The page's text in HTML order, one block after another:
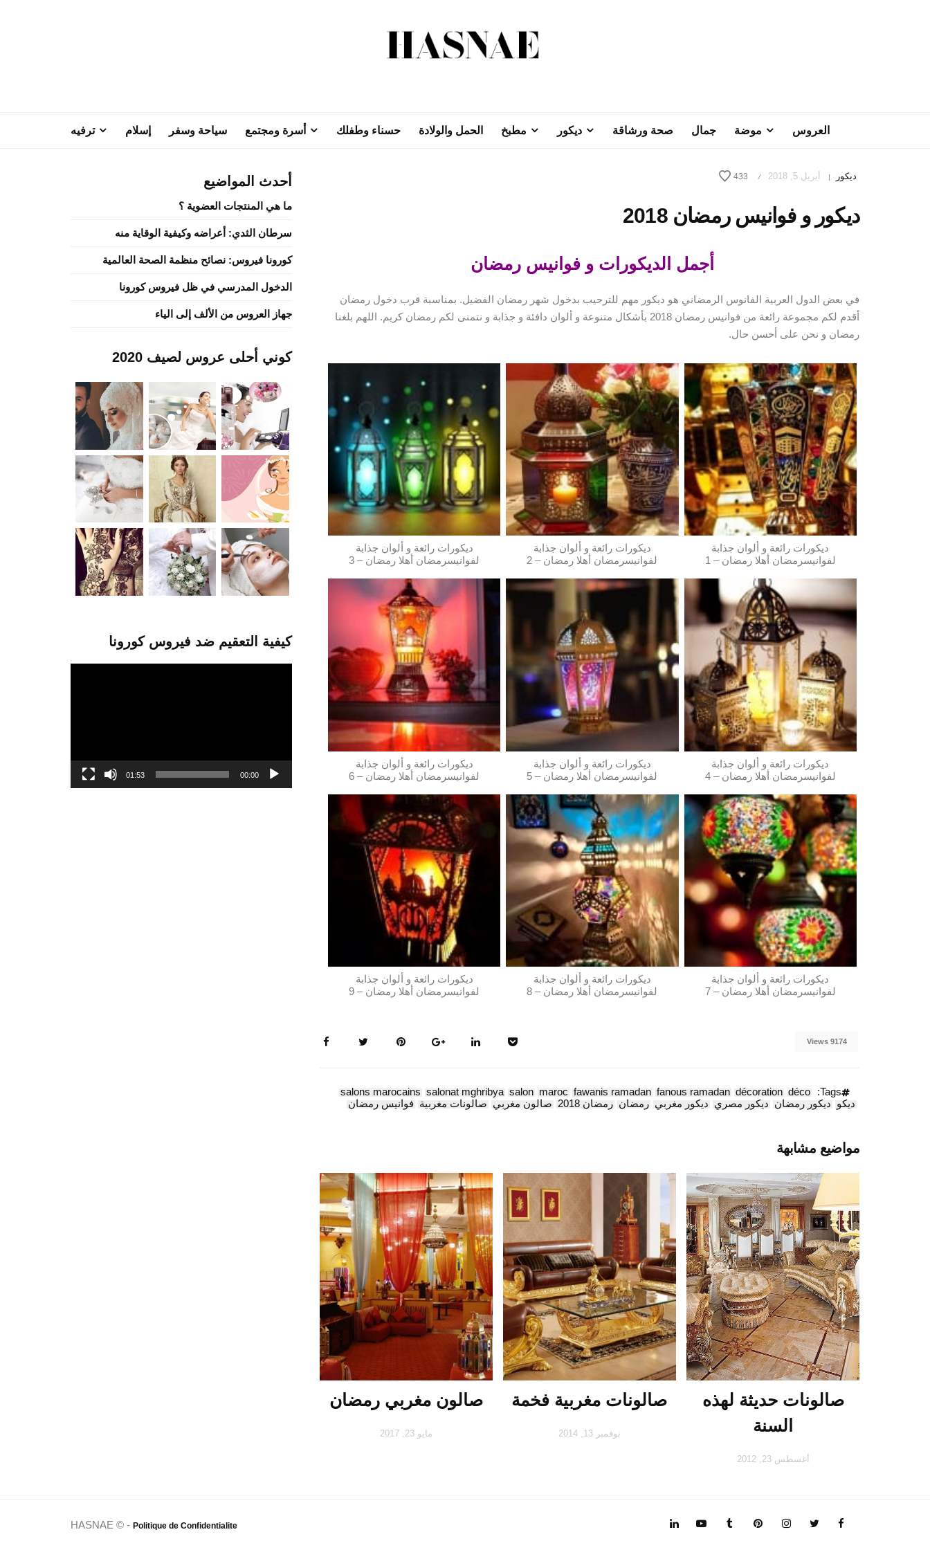
العروس موضة جمال صحة ورشاقة ديكور مطبخ الحمل والولادة حسناء وطفلك أسرة ومجتمع سياحة وسفر إسلام ترفيه
ديكور | أبريل 5, 2018 /
433
ديكور و فوانيس رمضان 2018
أجمل الديكورات و فوانيس رمضان
في بعض الدول العربية الفانوس الرمضاني هو ديكور مهم للترحيب بدخول شهر رمضان الفضيل. بمناسبة قرب دخول رمضان
أقدم لكم مجموعة رائعة من فوانيس رمضان 2018
بأشكال متنوعة و ألوان دافئة و جذابة و نتمنى لكم رمضان كريم. اللهم بلغنا
رمضان و نحن على أحسن حال.
ديكورات رائعة و ألوان جذابة
لفوانيسرمضان أهلا رمضان – 1
ديكورات رائعة و ألوان جذابة
لفوانيسرمضان أهلا رمضان – 2
ديكورات رائعة و ألوان جذابة
لفوانيسرمضان أهلا رمضان – 3
ديكورات رائعة و ألوان جذابة
لفوانيسرمضان أهلا رمضان – 4
ديكورات رائعة و ألوان جذابة
لفوانيسرمضان أهلا رمضان – 5
ديكورات رائعة و ألوان جذابة
لفوانيسرمضان أهلا رمضان – 6
ديكورات رائعة و ألوان جذابة
لفوانيسرمضان أهلا رمضان – 7
ديكورات رائعة و ألوان جذابة
لفوانيسرمضان أهلا رمضان – 8
ديكورات رائعة و ألوان جذابة
لفوانيسرمضان أهلا رمضان – 9
9174 Views
Tags:
déco
décoration
fanous ramadan
fawanis ramadan
maroc
salon
salonat mghribya
salons marocains
ديكو ديكور رمضان ديكور مصري ديكور مغربي رمضان رمضان 2018 صالون مغربي صالونات مغربية فوانيس رمضان
مواضيع مشابهة
صالون مغربي رمضان
مايو 23, 2017
صالونات مغربية فخمة
نوفمبر 13, 2014
صالونات حديثة لهذه
السنة
أغسطس 23, 2012
أحدث المواضيع
ما هي المنتجات العضوية ؟
سرطان الثدي: أعراضه وكيفية الوقاية منه
كورونا فيروس: نصائح منظمة الصحة العالمية
الدخول المدرسي في ظل فيروس كورونا
جهاز العروس من الألف إلى الياء
كوني أحلى عروس لصيف 2020
كيفية التعقيم ضد فيروس كورونا
00:00
01:53
HASNAE © - Politique de Confidentialite